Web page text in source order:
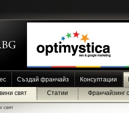
Създай франчайз Консултации
свят Статии Франчайзинг
свят